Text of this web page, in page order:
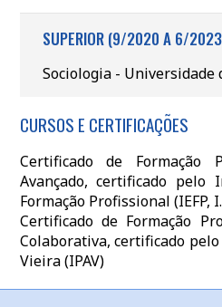
SUPERIOR (9/2020 A 6/
Sociologia - Universidade
CURSOS E CERTIFICAÇÕES
Certificado de Formação
Avançado, certificado pelo
Formação Profissional (IEFP,
Certificado de Formação
Colaborativa, certificado
Vieira (IPAV)